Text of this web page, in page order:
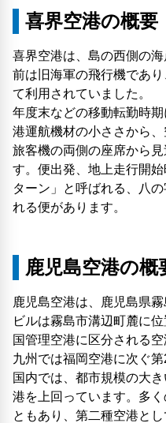
喜界空港の概要
喜界空港は、島の西側の
前は旧海軍の飛行機であ
て利用されていました。
年度末などの移動転勤時
港運航機材の小ささから
旅客機の両側の座席から
す。便出発、地上走行開
ターン」と呼ばれる、八
れる便があります。
鹿児島空港の概
鹿児島空港は、鹿児島県
ビルは霧島市溝辺町麓に
国管理空港に区分される空
九州では福岡空港に次ぐ
国内では、都市規模の大
港を上回っています。多
ともあり、第二種空港と